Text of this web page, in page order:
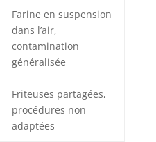
Farine en suspension
dans l’air,
contamination
généralisée
Friteuses partagées,
procédures non
adaptées